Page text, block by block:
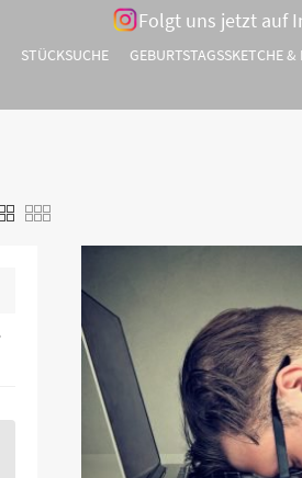
Folgt uns jetzt auf
STÜCKSUCHE GEBURTSTAGSSKETCHE &